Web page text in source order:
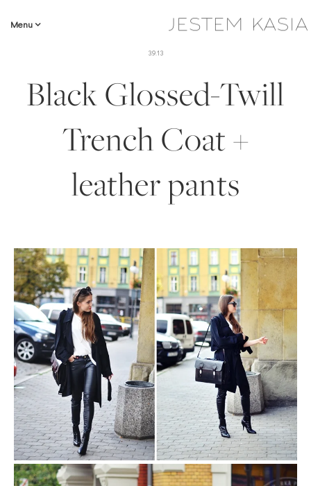
Menu
3.9.13
Black Glossed-Twill
Trench Coat +
leather pants